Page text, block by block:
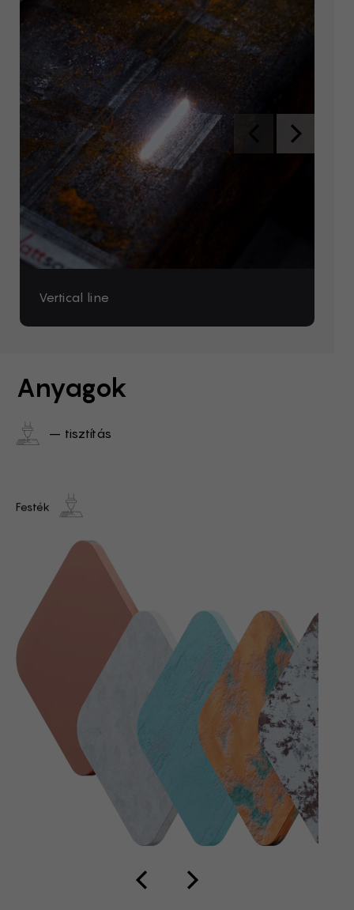
Vertical line
Wave
Square
Ellipse
Snowflake
Filled rectangle
Filled circle
Spiral
Anyagok
– tisztítás
Festék